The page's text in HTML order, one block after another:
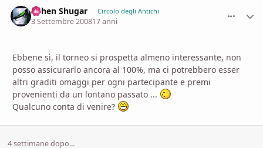
Ashen Shugar Circolo degli Antichi
3 Settembre 200817 anni
Ebbene sì, il torneo si prospetta almeno interessante, non
posso assicurarlo ancora al 100%, ma ci potrebbero esser
altri graditi omaggi per ogni partecipante e premi
provenienti da un lontano passato ...
Qualcuno conta di venire?
4 settimane dopo...